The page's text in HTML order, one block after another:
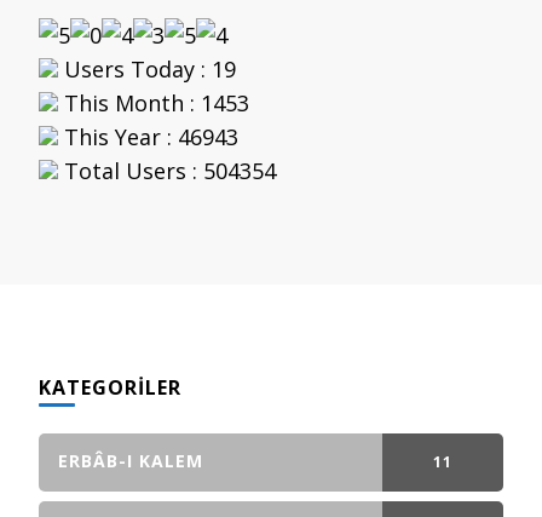
Users Today : 19
This Month : 1453
This Year : 46943
Total Users : 504354
KATEGORILER
ERBÂB-I KALEM 11